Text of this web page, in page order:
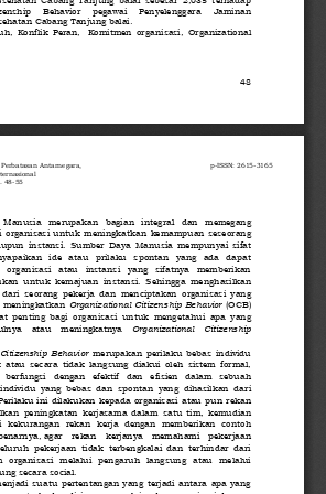
48
Behavior    pegawai    Penyelenggara
Jaminan
Cabang Tanjung balai
Konflik  Peran,
Komitmen  organisasi,  Organizational
Antarnegara,
48 55
p-ISSN: 2615-3165
Manusia   merupakan   bagian   integral   dan   memegang
organisasi  untuk meningkatkan  kemampuan  seseorang
instansi.
Sumber  Daya  Manusia  mempunyai  sifat
ide   atau   prilaku   spontan   yang  ada   dapat
organisasi   atau   instansi   yang   sifatnya   memberikan
kan  untuk  kemajuan  instansi.  Sehingga  menghasilkan
seorang pekerja  dan  menciptakan  organisasi  yang
meningkatkan Organizational Citizenship Behavior (OCB)
penting  bagi  organisasi  untuk  mengetahui  apa  yang
atau   meningkatnya
Organizational    Citizenship
Behavior merupakan perilaku  bebas  individu
atau  secara  tidak  langsung  diakui  oleh  sistem  formal,
berfungsi   dengan   efektif   dan   efisien   dalam   sebuah
yang  bebas  dan  spontan  yang  dihasilkan  dari
ini  dilakukan  kepada organisasi  atau  pun  rekan
peningkatan  kerjasama  dalam satu  tim,  kemudian
kekurangan  rekan  kerja  dengan  memberikan  contoh
agar   rekan   kerjanya   memahami   pekerjaan
pekerjaan  tidak  terbengkalai  dan  terhindar  dari
organisasi  melalui  pengaruh  langsung  atau  melalui
secara social.
suatu  pertentangan  yang  terjadi  antara  apa  yang